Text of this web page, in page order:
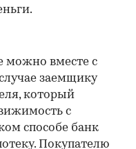
можно вместе с
заемщику
который
с
способе банк
Покупателю